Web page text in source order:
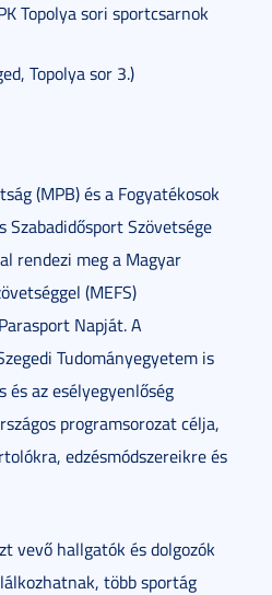
Topolya sori sportcsarnok
Topolya sor 3.)
(MPB) és a Fogyatékosok
Szabadidősport Szövetsége
rendezi meg a Magyar
(MEFS)
Napját. A
Tudományegyetem is
és az esélyegyenlőség
programsorozat célja,
edzésmódszereikre és
vevő hallgatók és dolgozók
több sportág